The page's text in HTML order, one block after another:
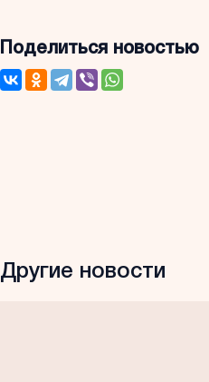
Поделиться новостью
Другие новости